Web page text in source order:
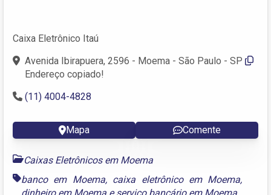
Caixa Eletrônico Itaú
Avenida Ibirapuera, 2596 - Moema - São Paulo - SP
Endereço copiado!
(11) 4004-4828
Mapa Comente
Caixas Eletrônicos em Moema
banco em Moema, caixa eletrônico em Moema,
dinheiro em Moema eserviço bancário em Moema